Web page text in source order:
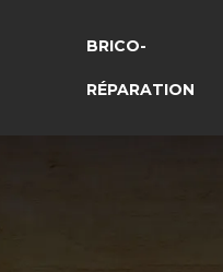
BRICO-
RÉPARATION